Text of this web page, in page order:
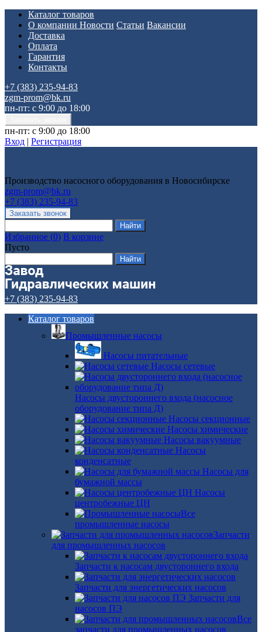
Каталог товаров
О компании Новости Статьи Вакансии
Доставка
Оплата
Гарантия
Контакты
+7 (383) 235-94-83
zgm-prom@bk.ru
пн-пт: с 9:00 до 18:00
пн-пт: с 9:00 до 18:00
Вход | Регистрация
Производство насосного оборудования в Новосибирске
zgm-prom@bk.ru
+7 (383) 235-94-83
Избранное (0) В корзине
Пусто
+7 (383) 235-94-83
Каталог товаров
Промышленные насосы
Насосы питательные
Насосы сетевые
Насосы двустороннего входа (насосное
оборудование типа Д)
Насосы секционные
Насосы химические
Насосы вакуумные
Насосы
конденсатные
Насосы для
бумажной массы
Насосы
центробежные ЦН
Все
промышленные насосы
Запчасти
для промышленных насосов
Запчасти к насосам двустороннего входа
Запчасти для энергетических насосов
Запчасти для
насосов ПЭ
Все
запчасти для промышленных насосов